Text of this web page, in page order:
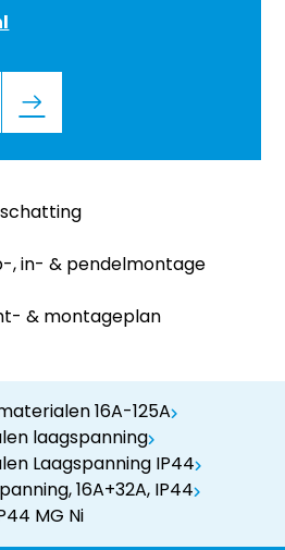
, in- & pendelmontage
& montageplan
16A-125A
laagspanning
Laagspanning IP44
16A+32A, IP44
MG Ni